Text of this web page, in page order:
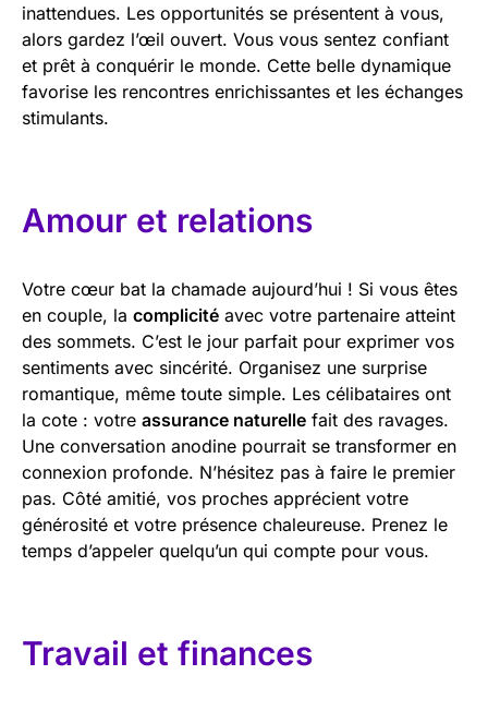
inattendues. Les opportunités se présentent à vous,
alors gardez l’œil ouvert. Vous vous sentez confiant
et prêt à conquérir le monde. Cette belle dynamique
favorise les rencontres enrichissantes et les échanges
stimulants.
Amour et relations
Votre cœur bat la chamade aujourd’hui ! Si vous êtes
en couple, la complicité avec votre partenaire atteint
des sommets. C’est le jour parfait pour exprimer vos
sentiments avec sincérité. Organisez une surprise
romantique, même toute simple. Les célibataires ont
la cote : votre assurance naturelle fait des ravages.
Une conversation anodine pourrait se transformer en
connexion profonde. N’hésitez pas à faire le premier
pas. Côté amitié, vos proches apprécient votre
générosité et votre présence chaleureuse. Prenez le
temps d’appeler quelqu’un qui compte pour vous.
Travail et finances